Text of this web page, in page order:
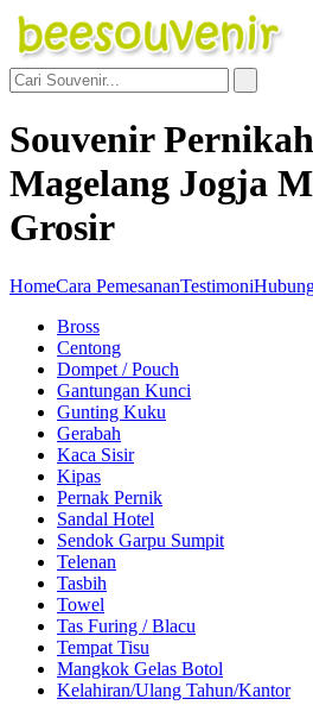
Souvenir
Magelang Jogja
Grosir
HomeCara PemesananTestimoni
Bross
Centong
Dompet / Pouch
Gantungan Kunci
Gunting Kuku
Gerabah
Kaca Sisir
Kipas
Pernak Pernik
Sandal Hotel
Sendok Garpu Sumpit
Telenan
Tasbih
Towel
Tas Furing / Blacu
Tempat Tisu
Mangkok Gelas Botol
Kelahiran/Ulang Tahun/Kantor